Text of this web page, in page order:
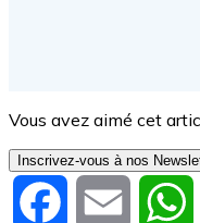
Vous avez aimé cet
Inscrivez-vous à nos
Facebook Email